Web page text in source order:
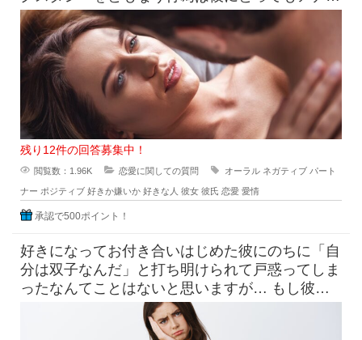
にとっても、相手への愛情を表
残り12件の回答募集中！
閲覧数：1.96K 恋愛に関しての質問 オーラル ネガティブ パート
ナー ポジティブ 好きか嫌いか 好きな人 彼女 彼氏 恋愛 愛情
承認で500ポイント！
好きになってお付き合いはじめた彼にのちに「自
分は双子なんだ」と打ち明けられて戸惑ってしま
ったなんてことはないと思いますが… もし彼が
一卵性双生児であらゆる面で